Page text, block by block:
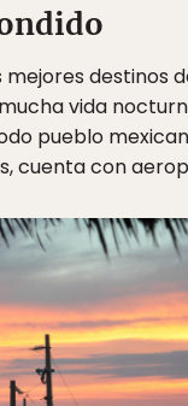
mejores destinos
vida
pueblo
cuenta con